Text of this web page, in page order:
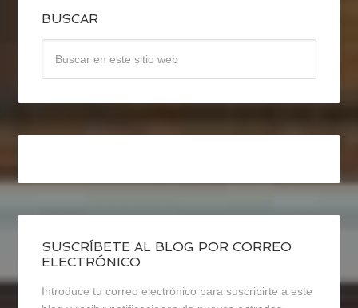
BUSCAR
SUSCRÍBETE AL BLOG POR CORREO
ELECTRÓNICO
Introduce tu correo electrónico para suscribirte a este